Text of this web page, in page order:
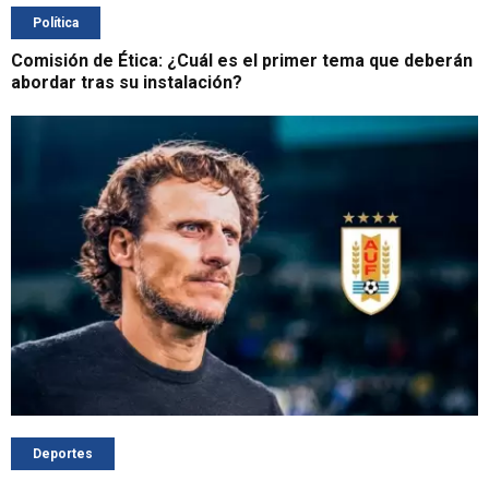
Política
Comisión de Ética: ¿Cuál es el primer tema que deberán
abordar tras su instalación?
Deportes